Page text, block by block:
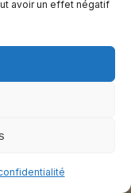
avoir un effet négatif
+9